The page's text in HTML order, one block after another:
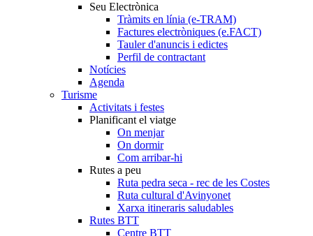
Seu Electrònica
Tràmits en línia (e-TRAM)
Factures electròniques (e.FACT)
Tauler d'anuncis i edictes
Perfil de contractant
Notícies
Agenda
Turisme
Activitats i festes
Planificant el viatge
On menjar
On dormir
Com arribar-hi
Rutes a peu
Ruta pedra seca - rec de les Costes
Ruta cultural d'Avinyonet
Xarxa itineraris saludables
Rutes BTT
Centre BTT